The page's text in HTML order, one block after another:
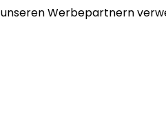
unseren Werbepartnern